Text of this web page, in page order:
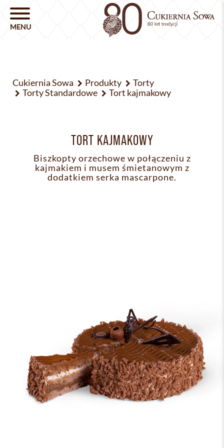
Cukiernia Sowa Produkty
Torty
Torty Standardowe
Tort kajmakowy
TORT KAJMAKOWY
Biszkopty orzechowe w połączeniu z
kajmakiem i musem śmietanowym z
dodatkiem serka mascarpone.